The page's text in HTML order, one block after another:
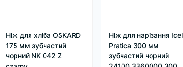
Ніж для хліба OSKARD
175 мм зубчастий
чорний NK 042 Z
Ніж для нарізання Icel
Pratica 300 мм
зубчастий чорний